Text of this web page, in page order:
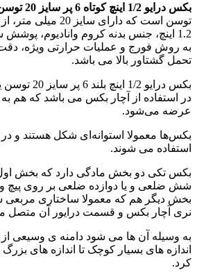
بکس درایو 1/2 اینچ کوتاه 6 پر سایز 20 توسن
توسن است که دارای
1.2 اینچ، جنس بدنه کروم وانادیوم،
به روش فورج و عملیات حرارتی ویژه، دقت
تحمل گشتاور بالا می باشد.
بکس درایو 1/
در استفاده از آچار بکس می باشد که
عرضه می‌شود.
بکس‌ها معمولا استوانه‌ای شکل هستند و در
استفاده می‌ شوند.
بکس‌ تکی دو بخش مادگی دارد که بخش
شش ضلعی و یا دوازده ضلعی بر روی پیچ و
بخش دیگر هم که معمولا ساختاری
نری آچار بکس و قسمت درایور آن متصل
به وسیله آن ها می شود دامنه ی وسیعی از
اندازه های بسیار کوچک تا اندازه های
کرد.